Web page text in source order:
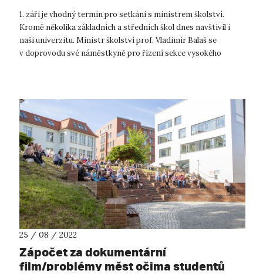
1. září je vhodný termín pro setkání s ministrem školství.
Kromě několika základních a středních škol dnes navštívil i
naši univerzitu. Ministr školství prof. Vladimír Balaš se
v doprovodu své náměstkyně pro řízení sekce vysokého
25 / 08 / 2022
Zápočet za dokumentární
film/problémy měst očima studentů